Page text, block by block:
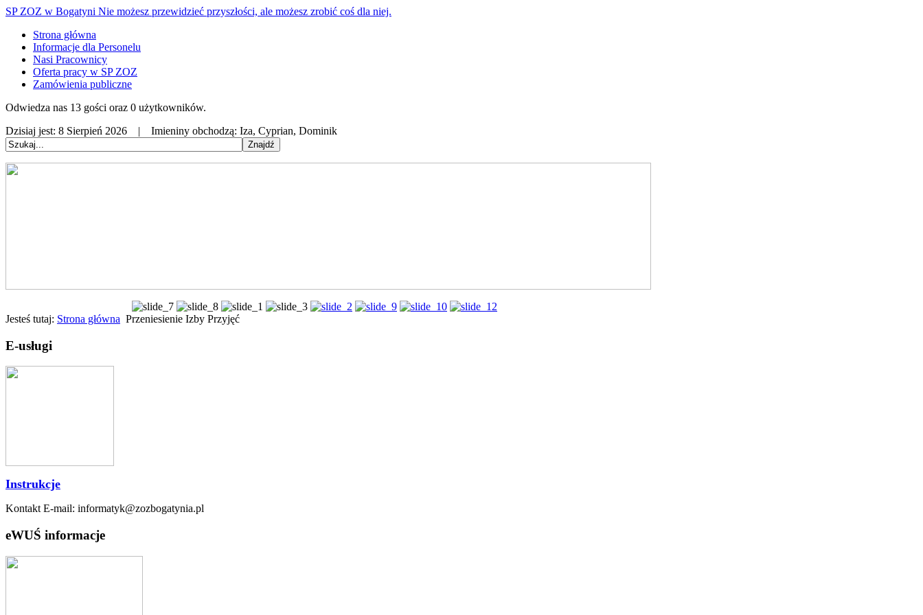
SP ZOZ w Bogatyni Nie możesz przewidzieć przyszłości, ale możesz zrobić coś dla niej.
Strona główna
Informacje dla Personelu
Nasi Pracownicy
Oferta pracy w SP ZOZ
Zamówienia publiczne
Odwiedza nas 13 gości oraz 0 użytkowników.
Dzisiaj jest: 8 Sierpień 2026 | Imieniny obchodzą: Iza, Cyprian, Dominik
Jesteś tutaj: Strona główna Przeniesienie Izby Przyjęć
E-usługi
Instrukcje
Kontakt E-mail: informatyk@zozbogatynia.pl
eWUŚ informacje